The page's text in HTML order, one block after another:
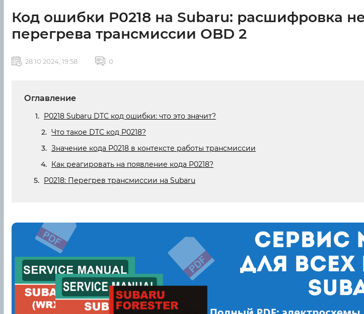
Код ошибки P0218 на Subaru: расшифровка
перегрева трансмиссии OBD 2
28 10 2024, 19:58 0
Оглавление
P0218 Subaru DTC код ошибки: что это значит?
Что такое DTC код P0218?
Значение кода P0218 в контексте работы трансмиссии
Как реагировать на появление кода P0218?
P0218: Перегрев трансмиссии на Subaru